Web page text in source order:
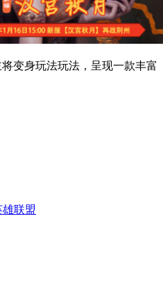
变身玩法玩法，呈现一款丰富
雄联盟